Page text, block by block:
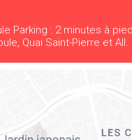
Parking : 2 minutes à
Quai Saint-Pierre et